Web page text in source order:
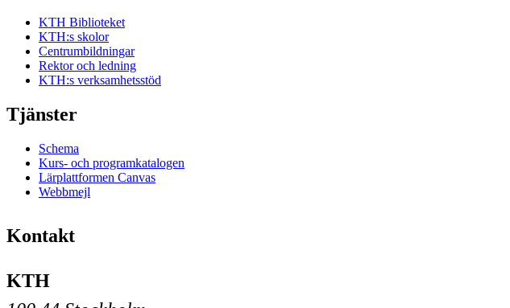
KTH Biblioteket
KTH:s skolor
Centrumbildningar
Rektor och ledning
KTH:s verksamhetsstöd
Tjänster
Schema
Kurs- och programkatalogen
Lärplattformen Canvas
Webbmejl
Kontakt
KTH